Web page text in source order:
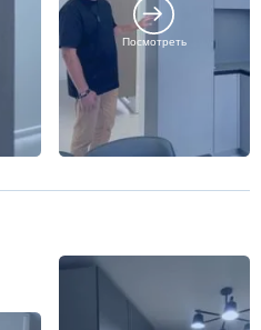
Посмотреть